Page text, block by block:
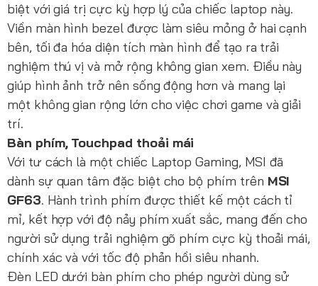
biệt với giá trị cực kỳ hợp lý của chiếc laptop này.
Viền màn hình bezel được làm siêu mỏng ở hai cạnh
bên, tối đa hóa diện tích màn hình để tạo ra trải
nghiệm thú vị và mở rộng không gian xem. Điều này
giúp hình ảnh trở nên sống động hơn và mang lại
một không gian rộng lớn cho việc chơi game và giải
trí.
Bàn phím, Touchpad thoải mái
Với tư cách là một chiếc Laptop Gaming, MSI đã
dành sự quan tâm đặc biệt cho bộ phím trên MSI
GF63. Hành trình phím được thiết kế một cách tỉ
mỉ, kết hợp với độ nảy phím xuất sắc, mang đến cho
người sử dụng trải nghiệm gõ phím cực kỳ thoải mái,
chính xác và với tốc độ phản hồi siêu nhanh.
Đèn LED dưới bàn phím cho phép người dùng sử